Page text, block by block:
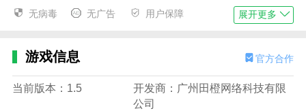
锁更多高端工具和配件，吸引更多客户，扩大店铺影响
真实挖掘机修理店最新版游戏玩法
1、玩家需根据每位客户带来的工程车故障，利用
工具和检测仪器，进行精准的分析与维修操作；
无病毒 无广告 用户保障 展开更多
游戏信息 官方合作
当前版本：1.5
开发商：广州田橙网络科技有限
公司